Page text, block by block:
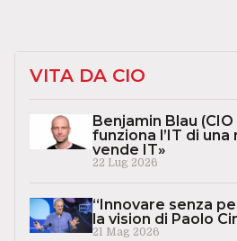
VITA DA CIO
Benjamin Blau (CIO
funziona l’IT di
vende IT»
22 Lug 2026
“Innovare senza
la vision di Paolo
21 Mag 2026